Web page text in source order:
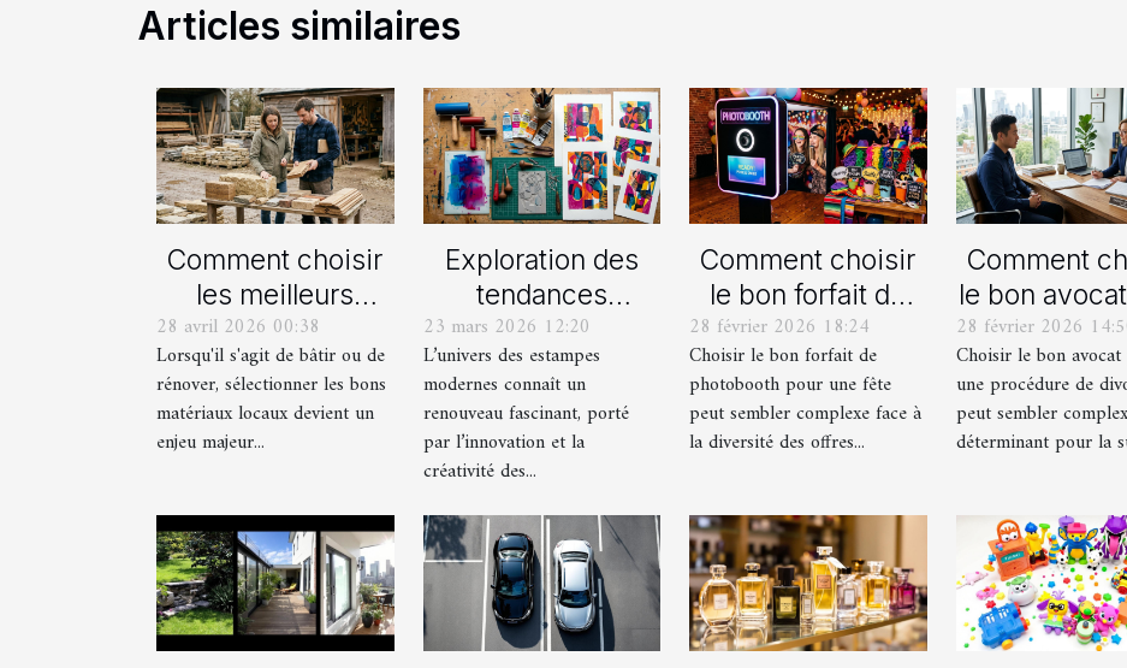
Articles similaires
Comment choisir
les meilleurs
matériaux locaux
pour votre maison
?
28 avril 2026 00:38
Lorsqu'il s'agit de bâtir ou de
rénover, sélectionner les bons
matériaux locaux devient un
enjeu majeur...
Exploration des
tendances
actuelles en
estampes
modernes
23 mars 2026 12:20
L’univers des estampes
modernes connaît un
renouveau fascinant, porté
par l’innovation et la
créativité des...
Comment choisir
le bon forfait de
photobooth pour
votre fête
28 février 2026 18:24
Choisir le bon forfait de
photobooth pour une fête
peut sembler complexe face à
la diversité des offres...
Comment
le bon
votre
de
28 février 2026
Choisir le bon
une procédure de
peut sembler
déterminant pour la